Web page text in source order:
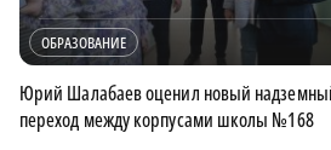
ОБРАЗОВАНИЕ
Юрий Шалабаев оценил новый
переход между корпусами школы №168